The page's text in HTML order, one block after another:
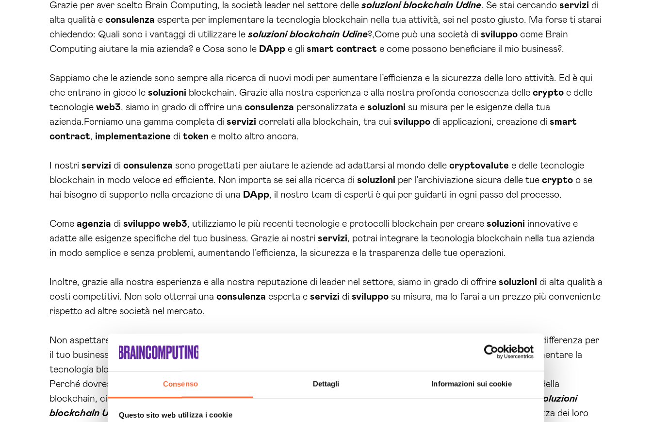
Consenso Dettagli Informazioni sui cookie
Questo sito web utilizza i cookie
Grazie per aver scelto Brain Computing, la società leader nel settore delle soluzioni blockchain Udine. Se stai cercando servizi di
alta qualità e consulenza esperta per implementare la tecnologia blockchain nella tua attività, sei nel posto giusto. Ma forse ti starai
chiedendo: Quali sono i vantaggi di utilizzare le soluzioni blockchain Udine?,Come può una società di sviluppo come Brain
Computing aiutare la mia azienda? e Cosa sono le DApp e gli smart contract e come possono beneficiare il mio business?.
Sappiamo che le aziende sono sempre alla ricerca di nuovi modi per aumentare l’efficienza e la sicurezza delle loro attività. Ed è qui
che entrano in gioco le soluzioni blockchain. Grazie alla nostra esperienza e alla nostra profonda conoscenza delle crypto e delle
tecnologie web3, siamo in grado di offrire una consulenza personalizzata e soluzioni su misura per le esigenze della tua
azienda.Forniamo una gamma completa di servizi correlati alla blockchain, tra cui sviluppo di applicazioni, creazione di smart
contract, implementazione di token e molto altro ancora.
I nostri servizi di consulenza sono progettati per aiutare le aziende ad adattarsi al mondo delle cryptovalute e delle tecnologie
blockchain in modo veloce ed efficiente. Non importa se sei alla ricerca di soluzioni per l’archiviazione sicura delle tue crypto o se
hai bisogno di supporto nella creazione di una DApp, il nostro team di esperti è qui per guidarti in ogni passo del processo.
Come agenzia di sviluppo web3, utilizziamo le più recenti tecnologie e protocolli blockchain per creare soluzioni innovative e
adatte alle esigenze specifiche del tuo business. Grazie ai nostri servizi, potrai integrare la tecnologia blockchain nella tua azienda
in modo semplice e senza problemi, aumentando l’efficienza, la sicurezza e la trasparenza delle tue operazioni.
Inoltre, grazie alla nostra esperienza e alla nostra reputazione di leader nel settore, siamo in grado di offrire soluzioni di alta qualità a
costi competitivi. Non solo otterrai una consulenza esperta e servizi di sviluppo su misura, ma lo farai a un prezzo più conveniente
rispetto ad altre società nel mercato.
Non aspettare oltre, contattaci oggi stesso per scoprire come le nostre
possono fare la differenza per
il tuo business. Con Brain Computing al tuo fianco, puoi essere sicuro di avere le migliori
serviziper implementare la
tecnologia blockchain nella tua azienda.
Perché dovresti affidarti a Brain Computing? Oltre alla nostra ampia esperienza e alle nostre competenze nel settore della
blockchain, ci impegniamo a offrire i massimi benefici alle aziende che scelgono di lavorare con noi. Grazie alle nostresoluzioni
blockchain Udine, le aziende possono migliorare l’efficienza delle loro operazioni, ridurre i costi e aumentare la sicurezza dei loro